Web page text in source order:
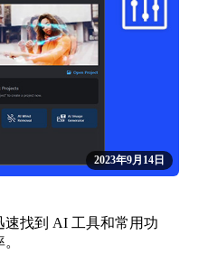
2023年9月14日
找到 AI 工具和常用功